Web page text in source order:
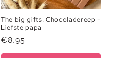
The big gifts: Chocoladereep -
Liefste papa
Normale
prijs
€8,95